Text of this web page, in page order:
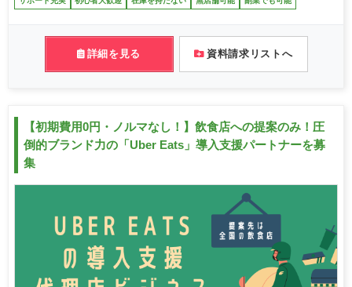
詳細を見る 資料請求リストへ
【初期費用0円・ノルマなし！】飲食店への提案のみ！圧
倒的ブランド力の「Uber Eats」導入支援パートナーを募
集